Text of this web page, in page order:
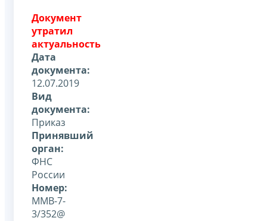
Документ
утратил
актуальность
Дата
документа:
12.07.2019
Вид
документа:
Приказ
Принявший
орган:
ФНС
России
Номер:
ММВ-7-
3/352@